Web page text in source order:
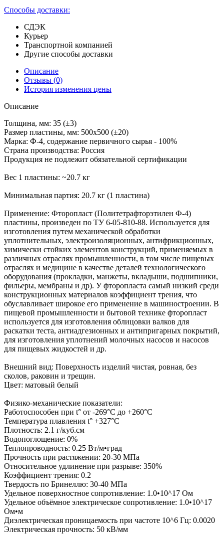
Способы доставки:
СДЭК
Курьер
Транспортной компанией
Другие способы доставки
Описание
Отзывы (0)
История изменения цены
Описание
Толщина, мм: 35 (±3)
Размер пластины, мм: 500х500 (±20)
Марка: Ф-4, содержание первичного сырья - 100%
Страна производства: Россия
Продукция не подлежит обязательной сертификации
Вес 1 пластины: ~20.7 кг
Минимальная партия: 20.7 кг (1 пластина)
Применение: Фторопласт (Политетрафторэтилен Ф-4)
пластины, произведен по ТУ 6-05-810-88. Используется для
изготовления путем механической обработки
уплотнительных, электроизоляционных, антифрикционных,
химически стойких элементов конструкций, применяемых в
различных отраслях промышленности, в том числе пищевых
отраслях и медицине в качестве деталей технологического
оборудования (прокладки, манжеты, вкладыши, подшипники,
фильеры, мембраны и др). У фторопласта самый низкий среди
конструкционных материалов коэффициент трения, что
обуславливает широкое его применение в машиностроении. В
пищевой промышленности и бытовой технике фторопласт
используется для изготовления облицовки валков для
раскатки теста, антиадгезионных и антипригарных покрытий,
для изготовления уплотнений молочных насосов и насосов
для пищевых жидкостей и др.
Внешний вид: Поверхность изделий чистая, ровная, без
сколов, раковин и трещин.
Цвет: матовый белый
Физико-механические показатели:
Работоспособен при t° от -269°C до +260°C
Температура плавления t° +327°C
Плотность: 2.1 г/куб.см
Водопоглощение: 0%
Теплопроводность: 0.25 Вт/м•град
Прочность при растяжении: 20-30 МПа
Относительное удлинение при разрыве: 350%
Коэффициент трения: 0.2
Твердость по Бринеллю: 30-40 МПа
Удельное поверхностное сопротивление: 1.0•10^17 Ом
Удельное объёмное электрическое сопротивление: 1.0•10^17
Ом•м
Диэлектрическая проницаемость при частоте 10^6 Гц: 0.0020
Электрическая прочность: 50 кВ/мм